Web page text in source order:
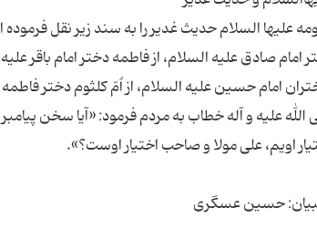
السلام حدیث غدیر را به سند زیر نقل
امام صادق علیه السلام، از فاطمه دختر امام باقر
امام حسین علیه السلام، از اُمّ کلثوم دختر
الله علیه و آله خطاب به مردم فرمود: «آیا سخن
حسین عسگری